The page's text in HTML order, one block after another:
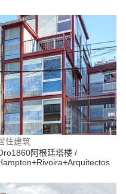
住建筑
阿根廷塔楼 /